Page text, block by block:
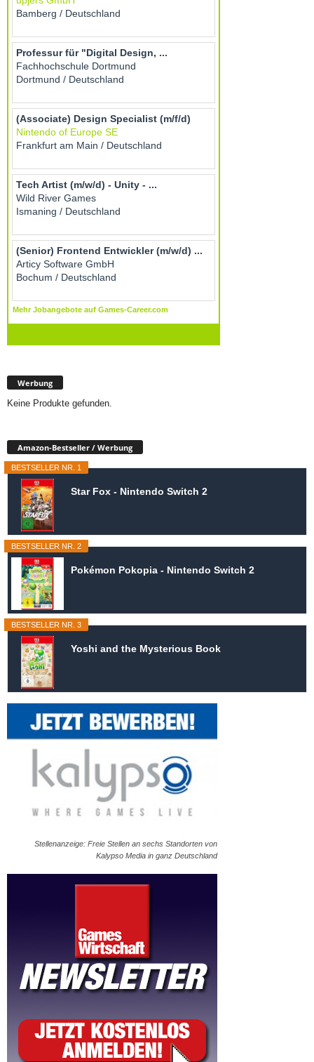
Werbung
Keine Produkte gefunden.
Amazon-Bestseller / Werbung
BESTSELLER NR. 1
Star Fox - Nintendo Switch 2
BESTSELLER NR. 2
Pokémon Pokopia - Nintendo Switch 2
BESTSELLER NR. 3
Yoshi and the Mysterious Book
Stellenanzeige: Freie Stellen an sechs Standorten von
Kalypso Media in ganz Deutschland